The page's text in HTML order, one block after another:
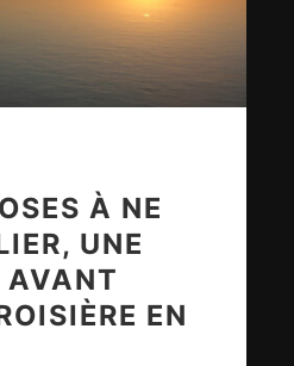
À NE
UNE
AVANT
EN